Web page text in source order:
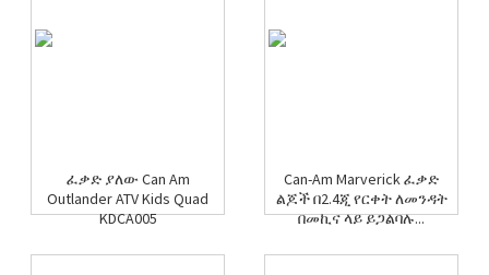
ፈቃድ ያለው Can Am
Outlander ATV Kids Quad
KDCA005
Can-Am Marverick ፈቃድ
ልጆች በ2.4ጂ የርቀት ለመንዳት
በመኪና ላይ ይጋልባሉ...